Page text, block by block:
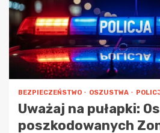
BEZPIECZEŃSTWO OSZUSTWA
Uważaj na pułapki:
poszkodowanych